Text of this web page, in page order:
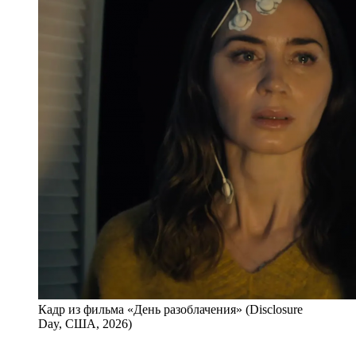
Кадр из фильма «День разоблачения» (Disclosure
Day, США, 2026)